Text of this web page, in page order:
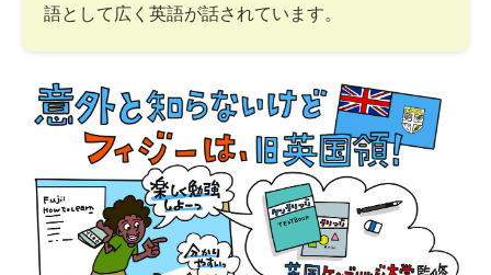
語として広く英語が話されています。